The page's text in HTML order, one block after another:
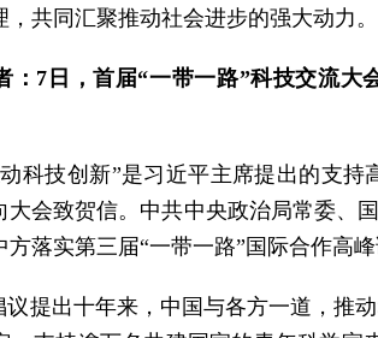
共同汇聚推动社会进步的强大动力。
：7日，首届“一带一路”科技交流
科技创新”是习近平主席提出的支
大会致贺信。中共中央政治局常委、
落实第三届“一带一路”国际合作高峰
议提出十年来，中国与各方一道，推